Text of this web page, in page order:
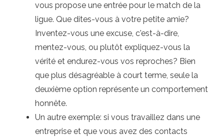
vous propose une entrée pour le match de la
ligue. Que dites-vous à votre petite amie?
Inventez-vous une excuse, c'est-à-dire,
mentez-vous, ou plutôt expliquez-vous la
vérité et endurez-vous vos reproches? Bien
que plus désagréable à court terme, seule la
deuxième option représente un comportement
honnête.
Un autre exemple: si vous travaillez dans une
entreprise et que vous avez des contacts